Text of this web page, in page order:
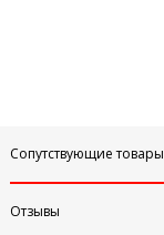
Сопутствующие товары
Отзывы